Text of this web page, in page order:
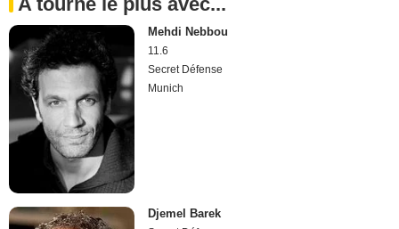
Mehdi Nebbou
11.6
Secret Défense
Munich
Djemel Barek